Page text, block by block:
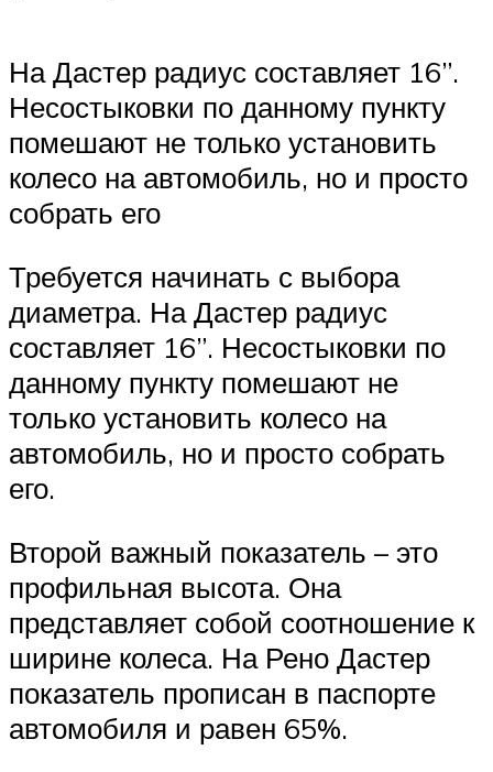
На Дастер радиус составляет 16”.
Несостыковки по данному пункту
помешают не только установить
колесо на автомобиль, но и просто
собрать его
Требуется начинать с выбора
диаметра. На Дастер радиус
составляет 16”. Несостыковки по
данному пункту помешают не
только установить колесо на
автомобиль, но и просто собрать
его.
Второй важный показатель – это
профильная высота. Она
представляет собой соотношение к
ширине колеса. На Рено Дастер
показатель прописан в паспорте
автомобиля и равен 65%.